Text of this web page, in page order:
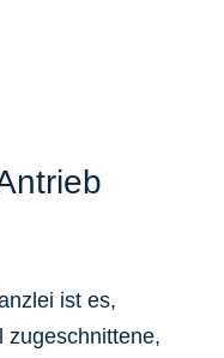
ist es,
zugeschnittene,